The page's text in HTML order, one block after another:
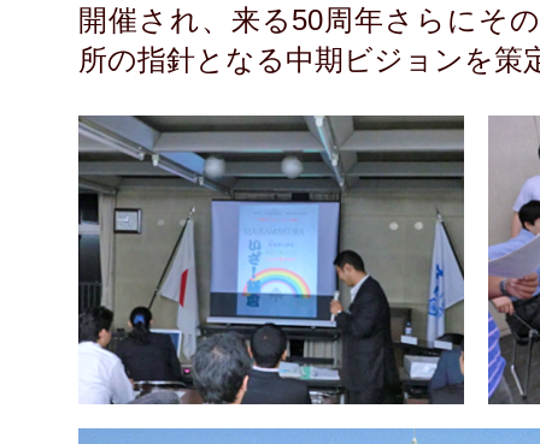
開催され、来る50周年さらにそ
所の指針となる中期ビジョンを策